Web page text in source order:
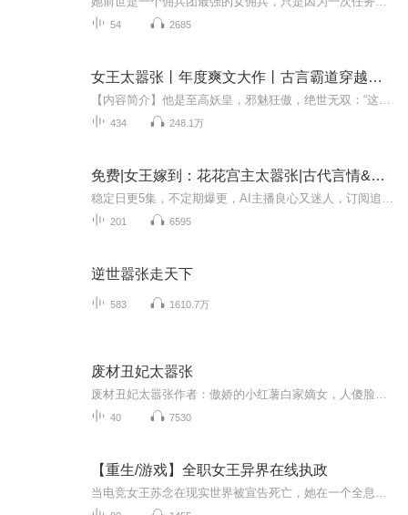
54 2685
女王太嚣张丨年度爽文大作丨古言霸道穿越丨多人有声剧
434 248.1万
免费|女王嫁到：花花宫主太嚣张|古代言情&女帝&爆笑
201 6595
逆世嚣张走天下
583 1610.7万
废材丑妃太嚣张
40 7530
【重生/游戏】全职女王异界在线执政